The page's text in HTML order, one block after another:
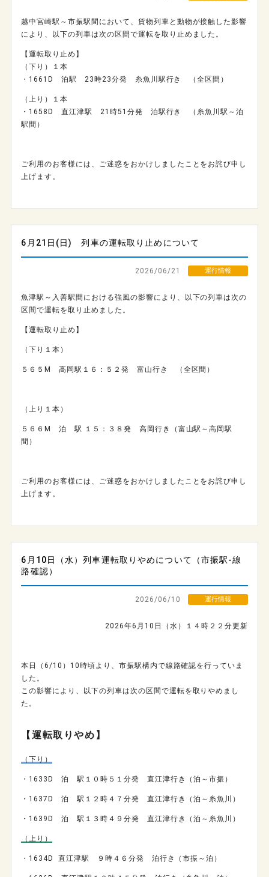
越中宮崎駅～市振駅間において、貨物列車と動物が接触した影響
により、以下の列車は次の区間で運転を取り止めました。
【運転取り止め】
（下り）１本
・1661D 泊駅 23時23分発 糸魚川駅行き （全区間）
（上り）１本
・1658D 直江津駅 21時51分発 泊駅行き （糸魚川駅～泊
駅間）
ご利用のお客様には、ご迷惑をおかけしましたことをお詫び申し
上げます。
6月21日(日) 列車の運転取り止めについて
2026/06/21 運行情報
魚津駅～入善駅間における強風の影響により、以下の列車は次の
区間で運転を取り止めました。
【運転取り止め】
（下り１本）
５６５M 高岡駅１６：５２発 富山行き （全区間）
（上り１本）
５６６M 泊 駅 １５：３８発 高岡行き（富山駅～高岡駅
間）
ご利用のお客様には、ご迷惑をおかけしましたことをお詫び申し
上げます。
6月10日（水）列車運転取りやめについて（市振駅-線
路確認）
2026/06/10 運行情報
2026年6月10日（水）１４時２２分更新
本日（6/10）10時頃より、市振駅構内で線路確認を行っていま
した。
この影響により、以下の列車は次の区間で運転を取りやめまし
た。
【運転取りやめ】
（下り）
・ 1633D 泊 駅１０時５１分発 直江津行き（泊～市振）
・ 1637D 泊 駅１２時４７分発 直江津行き（泊～糸魚川）
・ 1639D 泊 駅１３時４９分発 直江津行き（泊～糸魚川）
（上り）
・ 1634D直江津駅 ９時４６分発 泊行き（市振～泊）